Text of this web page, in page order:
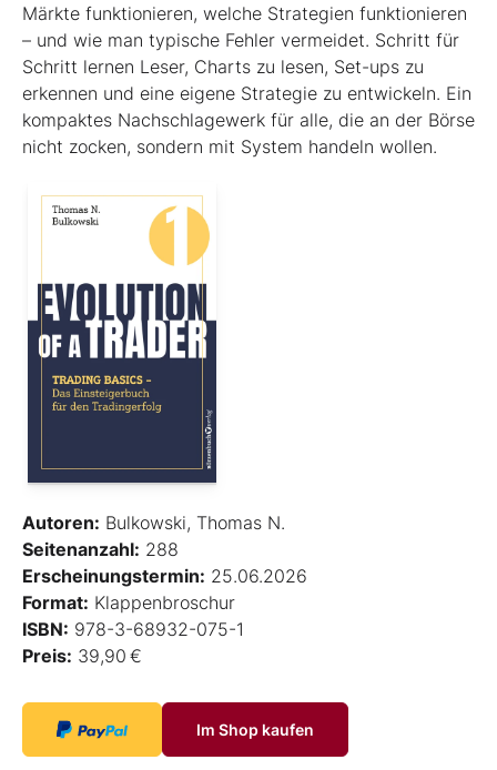
Märkte funktionieren, welche Strategien funktionieren
– und wie man typische Fehler vermeidet. Schritt für
Schritt lernen Leser, Charts zu lesen, Set-ups zu
erkennen und eine eigene Strategie zu entwickeln. Ein
kompaktes Nachschlagewerk für alle, die an der Börse
nicht zocken, sondern mit System handeln wollen.
Autoren: Bulkowski, Thomas N.
Seitenanzahl: 288
Erscheinungstermin: 25.06.2026
Format: Klappenbroschur
ISBN: 978-3-68932-075-1
Preis: 39,90 €
Im Shop kaufen